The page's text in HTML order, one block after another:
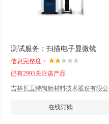
测试服务：扫描电子显微镜
信息完整度：
已有2995关注该产品
吉林长玉特陶新材料技术股份有限公
在线订购